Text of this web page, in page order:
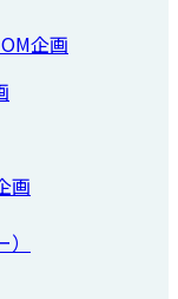
企画
画